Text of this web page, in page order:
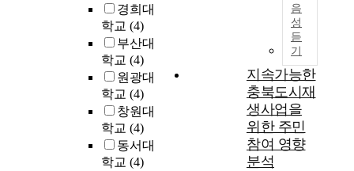
경희대
학교 (4)
부산대
학교 (4)
원광대
학교 (4)
창원대
학교 (4)
동서대
학교 (4)
음
성
듣
기
지속가능한
충북도시재
생사업을
위한 주민
참여 영향
분석